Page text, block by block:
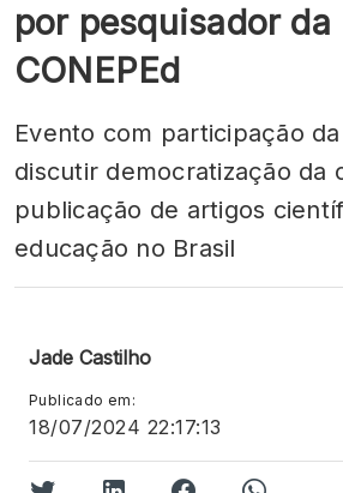
por pesquisador da
CONEPEd
Evento com participação
discutir democratização da
publicação de artigos
educação no Brasil
Jade Castilho
Publicado em:
18/07/2024 22:17:13